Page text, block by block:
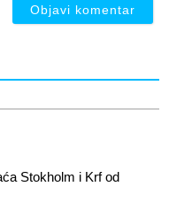
Stokholm i Krf od